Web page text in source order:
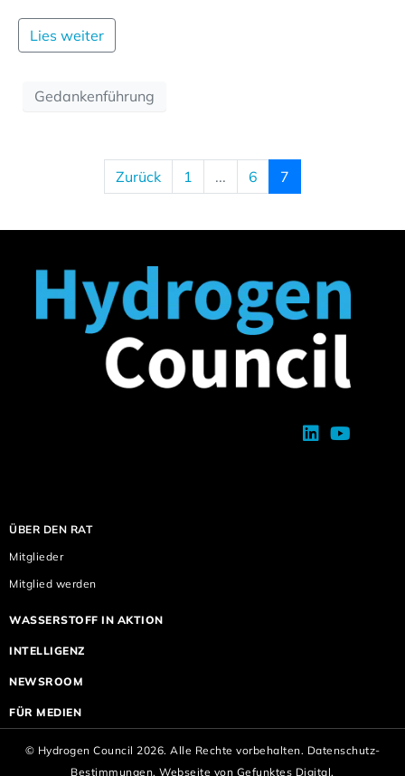
Lies weiter
Gedankenführung
Zurück 1 ... 6 7
ÜBER DEN RAT
Mitglieder
Mitglied werden
WASSERSTOFF IN AKTION
INTELLIGENZ
NEWSROOM
FÜR MEDIEN
© Hydrogen Council 2026. Alle Rechte vorbehalten. Datenschutz-
Bestimmungen. Webseite von Gefunktes Digital.